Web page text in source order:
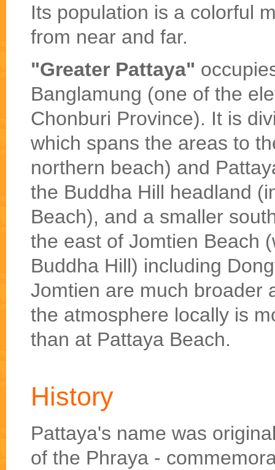
Its population is a colorful
from near and far.
"Greater Pattaya"
Banglamung (one of the
Chonburi Province). It is
which spans the areas to
northern beach) and
the Buddha Hill headland
Beach), and a smaller
the east of Jomtien Beach
Buddha Hill) including
Jomtien are much broader
the atmosphere locally is
than at Pattaya Beach.
History
Pattaya's name was
of the Phraya -